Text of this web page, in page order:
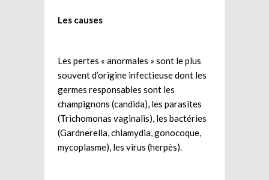
Les causes
Les pertes « anormales » sont le plus
souvent d’origine infectieuse dont les
germes responsables sont les
champignons (candida), les parasites
(Trichomonas vaginalis), les bactéries
(Gardnerella, chlamydia, gonocoque,
mycoplasme), les virus (herpès).